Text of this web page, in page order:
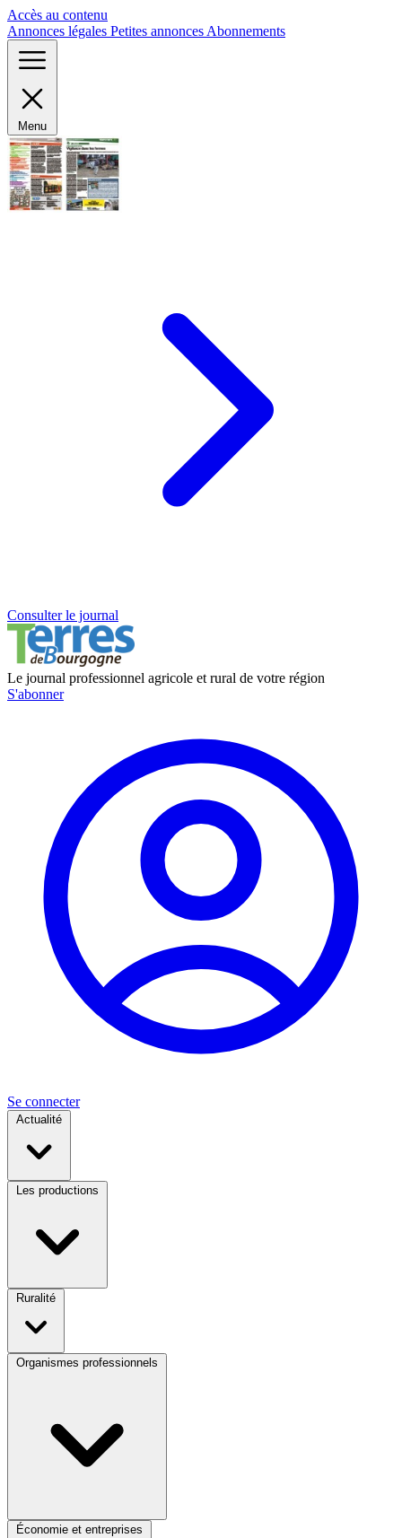
Accès au contenu
Annonces légales Petites annonces Abonnements
Menu
Consulter le journal
Le journal professionnel agricole et rural de votre région
S'abonner
Se connecter
Actualité
Les productions
Ruralité
Organismes professionnels
Économie et entreprises
Panneau de gestion des cookies